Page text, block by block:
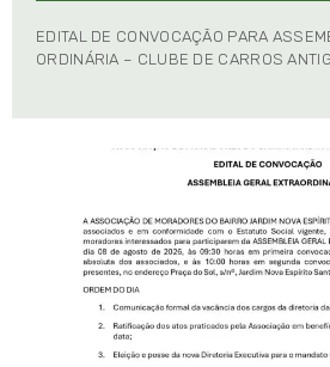
EDITAL DE CONVOCAÇÃO PARA
ORDINÁRIA – CLUBE DE CARROS